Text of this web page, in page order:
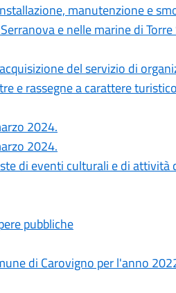
manutenzione e
e nelle marine di
del servizio di
e rassegne a carattere
2024.
2024.
di eventi culturali e di attività
pubbliche
di Carovigno per l'anno